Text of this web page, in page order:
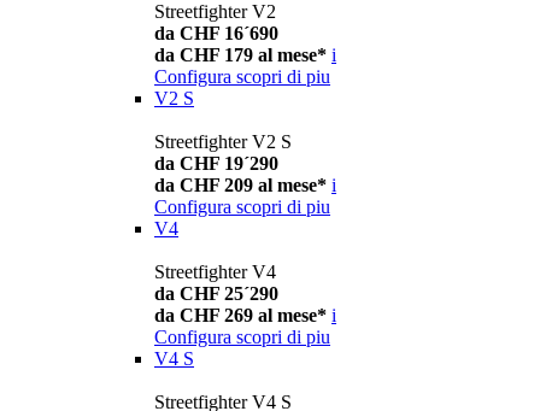
Streetfighter V2
da CHF 16´690
da CHF 179 al mese* i
Configura scopri di piu
V2 S
Streetfighter V2 S
da CHF 19´290
da CHF 209 al mese* i
Configura scopri di piu
V4
Streetfighter V4
da CHF 25´290
da CHF 269 al mese* i
Configura scopri di piu
V4 S
Streetfighter V4 S